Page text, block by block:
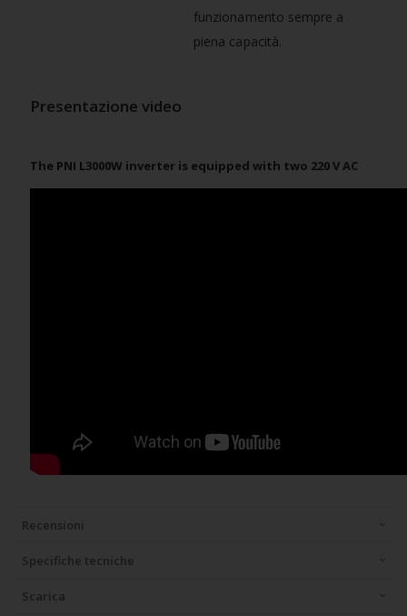
funzionamento sempre a
piena capacità.
Presentazione video
The PNI L3000W inverter is equipped with two 220 V AC
Recensioni
Specifiche tecniche
Scarica